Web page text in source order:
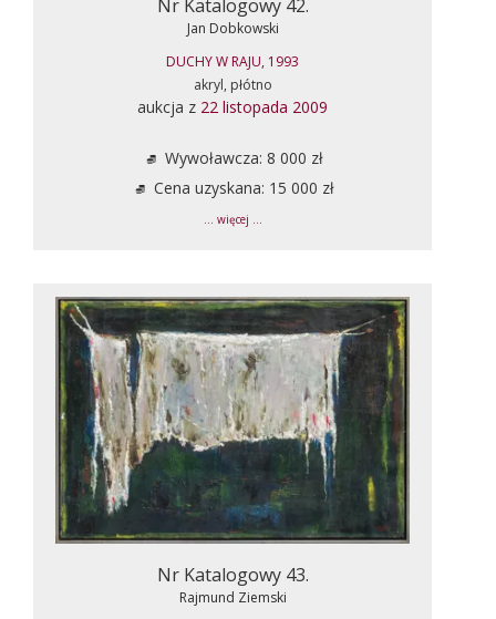
Nr Katalogowy 42.
Jan Dobkowski
DUCHY W RAJU, 1993
akryl, płótno
aukcja z 22 listopada 2009
Wywoławcza: 8 000 zł
Cena uzyskana: 15 000 zł
... więcej ...
Nr Katalogowy 43.
Rajmund Ziemski